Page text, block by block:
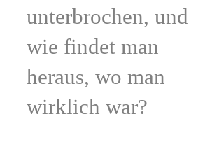
unterbrochen, und
wie findet man
heraus, wo man
wirklich war?